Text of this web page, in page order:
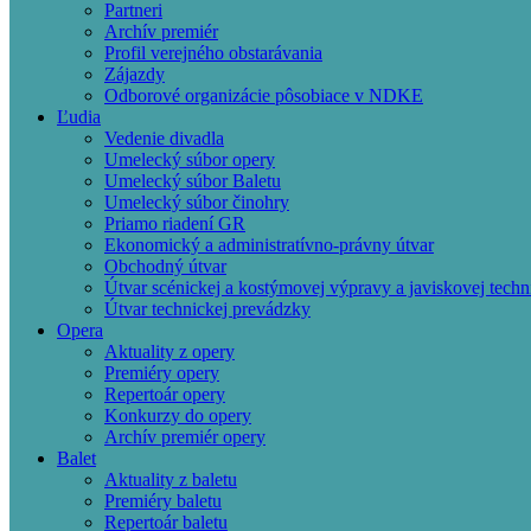
Partneri
Archív premiér
Profil verejného obstarávania
Zájazdy
Odborové organizácie pôsobiace v NDKE
Ľudia
Vedenie divadla
Umelecký súbor opery
Umelecký súbor Baletu
Umelecký súbor činohry
Priamo riadení GR
Ekonomický a administratívno-právny útvar
Obchodný útvar
Útvar scénickej a kostýmovej výpravy a javiskovej
Útvar technickej prevádzky
Opera
Aktuality z opery
Premiéry opery
Repertoár opery
Konkurzy do opery
Archív premiér opery
Balet
Aktuality z baletu
Premiéry baletu
Repertoár baletu